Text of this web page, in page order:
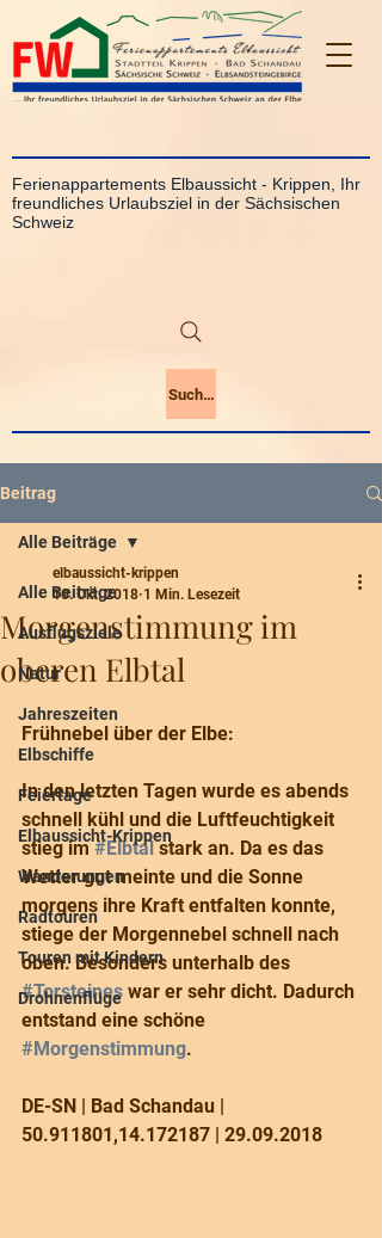
Ferienappartements Elbaussicht - Krippen, Ihr
freundliches Urlaubsziel in der Sächsischen
Schweiz
Suchen
Beitrag
Alle Beiträge
Ausflugsziele
Natur
Jahreszeiten
Elbschiffe
Feiertage
Elbaussicht-Krippen
Wanderungen
Radtouren
Touren mit Kindern
Drohnenflüge
Alle Beiträge
Morgenstimmung im
oberen Elbtal
elbaussicht-krippen
10. Okt. 2018 1 Min. Lesezeit
Frühnebel über der Elbe:
In den letzten Tagen wurde es abends
schnell kühl und die Luftfeuchtigkeit
stieg im #Elbtal stark an. Da es das
Wetter gut meinte und die Sonne
morgens ihre Kraft entfalten konnte,
stiege der Morgennebel schnell nach
oben. Besonders unterhalb des
#Torsteines war er sehr dicht. Dadurch
entstand eine schöne
#Morgenstimmung.
DE-SN | Bad Schandau |
50.911801,14.172187 | 29.09.2018